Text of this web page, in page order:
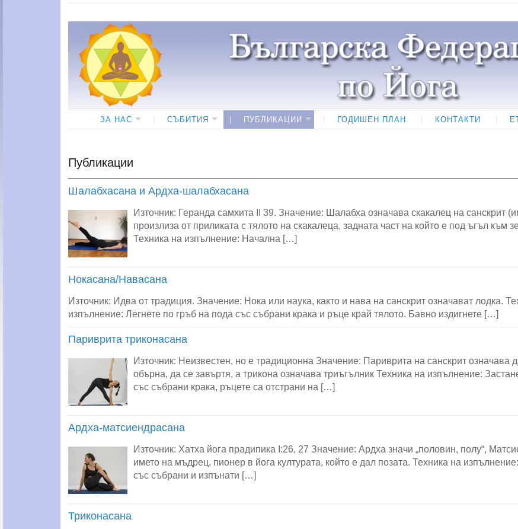
ЗА НАС СЪБИТИЯ ПУБЛИКАЦИИ ГОДИШЕН ПЛАН КОНТАКТИ
Публикации
Шалабхасана и Ардха-шалабхасана
Източник: Геранда самхита II 39. Значение: Шалабха означава скакалец на санскрит
произлиза от приликата с тялото на скакалеца, задната част на който е под ъгъл към
Техника на изпълнение: Начална […]
Нокасана/Навасана
Източник: Идва от традиция. Значение: Нока или наука, както и нава на санскрит означават лодка.
изпълнение: Легнете по гръб на пода със събрани крака и ръце край тялото. Бавно издигнете […]
Париврита триконасана
Източник: Неизвестен, но е традиционна Значение: Париврита на санскрит означава
обърна, да се завъртя, а трикона означава триъгълник Техника на изпълнение:
със събрани крака, ръцете са отстрани на […]
Ардха-матсиендрасана
Източник: Хатха йога прадипика I:26, 27 Значение: Ардха значи „половин, полу“,
името на мъдрец, пионер в йога културата, който е дал позата. Техника на
със събрани и изпънати […]
Триконасана